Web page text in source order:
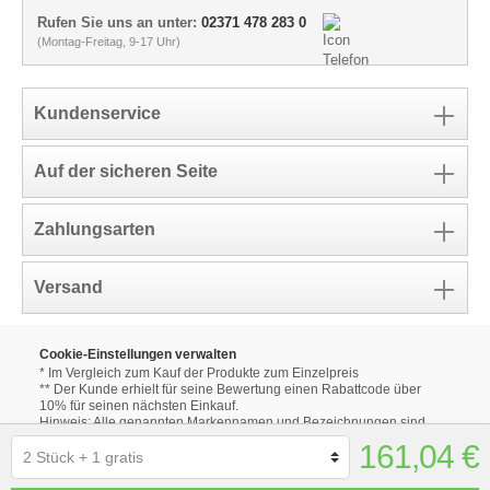
161,04 €
Rufen Sie uns an unter: 02371 478 283 0
(Montag-Freitag, 9-17 Uhr)
Kundenservice
Auf der sicheren Seite
Zahlungsarten
Versand
Cookie-Einstellungen verwalten
* Im Vergleich zum Kauf der Produkte zum Einzelpreis
** Der Kunde erhielt für seine Bewertung einen Rabattcode über
10% für seinen nächsten Einkauf.
Hinweis: Alle genannten Markennamen und Bezeichnungen sind
eingetragene Warenzeichen ihrer Eigentümer.
Die aufgeführten Markennamen und Bezeichnungen auf unseren
Internetseiten dienen ausschließlich zur Beschreibung unserer